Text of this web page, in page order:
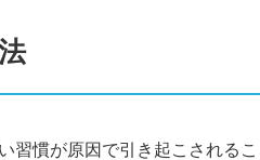
習慣が原因で引き起こされる